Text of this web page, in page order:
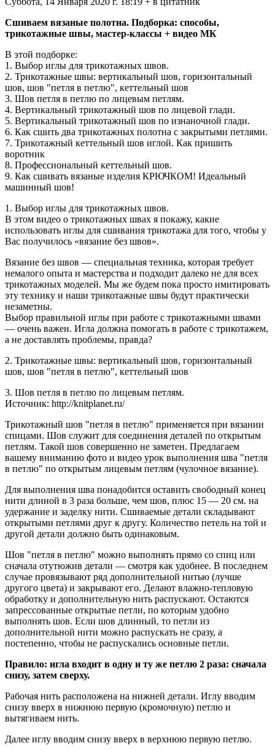
Сшиваем вязаные полотна. Подборка: способы,
трикотажные швы, мастер-классы + видео МК
В этой подборке:
1. Выбор иглы для трикотажных швов.
2. Трикотажные швы: вертикальный шов, горизонтальный
шов, шов "петля в петлю", кеттельный шов
3. Шов петля в петлю по лицевым петлям.
4. Вертикальный трикотажный шов по лицевой глади.
5. Вертикальный трикотажный шов по изнаночной глади.
6. Как сшить два трикотажных полотна с закрытыми петлями.
7. Трикотажный кеттельный шов иглой. Как пришить
воротник
8. Профессиональный кеттельный шов.
9. Как сшивать вязаные изделия КРЮЧКОМ! Идеальный
машинный шов!
1. Выбор иглы для трикотажных швов.
В этом видео о трикотажных швах я покажу, какие
использовать иглы для сшивания трикотажа для того, чтобы у
Вас получилось «вязание без швов».
Вязание без швов — специальная техника, которая требует
немалого опыта и мастерства и подходит далеко не для всех
трикотажных моделей. Мы же будем пока просто имитировать
эту технику и наши трикотажные швы будут практически
незаметны.
Выбор правильной иглы при работе с трикотажными швами
— очень важен. Игла должна помогать в работе с трикотажем,
а не доставлять проблемы, правда?
2. Трикотажные швы: вертикальный шов, горизонтальный
шов, шов "петля в петлю", кеттельный шов
3. Шов петля в петлю по лицевым петлям.
Источник: http://knitplanet.ru/
Трикотажный шов "петля в петлю" применяется при вязании
спицами. Шов служит для соединения деталей по открытым
петлям. Такой шов совершенно не заметен. Предлагаем
вашему вниманию фото и видео урок выполнения шва "петля
в петлю" по открытым лицевым петлям (чулочное вязание).
Для выполнения шва понадобится оставить свободный конец
нити длиной в 3 раза больше, чем шов, плюс 15 — 20 см. на
удержание и заделку нити. Сшиваемые детали складывают
открытыми петлями друг к другу. Количество петель на той и
другой детали должно быть одинаковым.
Шов "петля в петлю" можно выполнять прямо со спиц или
сначала отутюжив детали — смотря как удобнее. В последнем
случае провязывают ряд дополнительной нитью (лучше
другого цвета) и закрывают его. Делают влажно-тепловую
обработку и дополнительную нить распускают. Остаются
запрессованные открытые петли, по которым удобно
выполнять шов. Если шов длинный, то петли из
дополнительной нити можно распускать не сразу, а
постепенно, чтобы не распускались основные петли.
Правило: игла входит в одну и ту же петлю 2 раза: сначала
снизу, затем сверху.
Рабочая нить расположена на нижней детали. Иглу вводим
снизу вверх в нижнюю первую (кромочную) петлю и
вытягиваем нить.
Далее иглу вводим снизу вверх в верхнюю первую петлю.